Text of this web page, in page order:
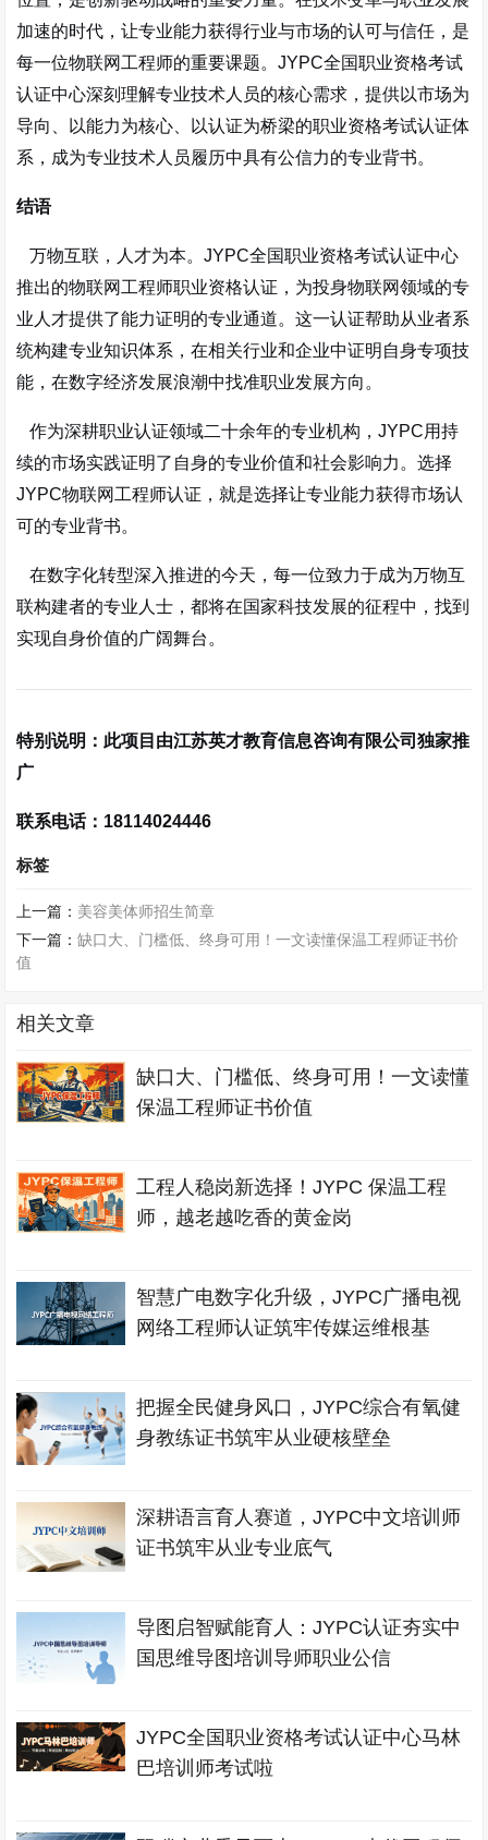
加速的时代，让专业能力获得行业与市场的认可与信任，是
每一位物联网工程师的重要课题。JYPC全国职业资格考试
认证中心深刻理解专业技术人员的核心需求，提供以市场为
导向、以能力为核心、以认证为桥梁的职业资格考试认证体
系，成为专业技术人员履历中具有公信力的专业背书。
结语
万物互联，人才为本。JYPC全国职业资格考试认证中心
推出的物联网工程师职业资格认证，为投身物联网领域的专
业人才提供了能力证明的专业通道。这一认证帮助从业者系
统构建专业知识体系，在相关行业和企业中证明自身专项技
能，在数字经济发展浪潮中找准职业发展方向。
作为深耕职业认证领域二十余年的专业机构，JYPC用持
续的市场实践证明了自身的专业价值和社会影响力。选择
JYPC物联网工程师认证，就是选择让专业能力获得市场认
可的专业背书。
在数字化转型深入推进的今天，每一位致力于成为万物互
联构建者的专业人士，都将在国家科技发展的征程中，找到
实现自身价值的广阔舞台。
特别说明：此项目由江苏英才教育信息咨询有限公司独家推
广
联系电话：18114024446
标签
上一篇： 美容美体师招生简章
下一篇：缺口大、门槛低、终身可用！一文读懂保温工程师证书价
值
相关文章
缺口大、门槛低、终身可用！一文读懂
保温工程师证书价值
工程人稳岗新选择！JYPC 保温工程
师，越老越吃香的黄金岗
智慧广电数字化升级，JYPC广播电视
网络工程师认证筑牢传媒运维根基
把握全民健身风口，JYPC综合有氧健
身教练证书筑牢从业硬核壁垒
深耕语言育人赛道，JYPC中文培训师
证书筑牢从业专业底气
导图启智赋能育人：JYPC认证夯实中
国思维导图培训导师职业公信
JYPC全国职业资格考试认证中心马林
巴培训师考试啦